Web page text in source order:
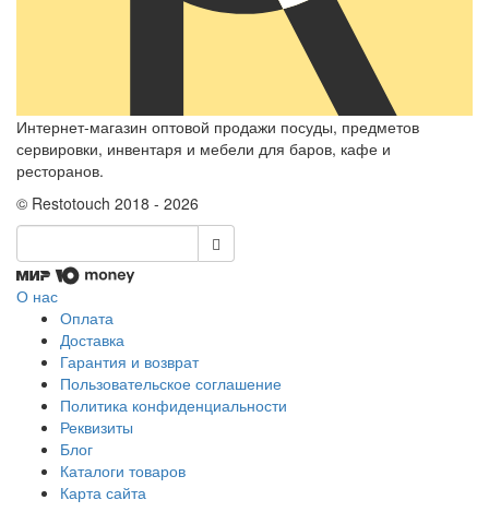
Интернет-магазин оптовой продажи посуды, предметов
сервировки, инвентаря и мебели для баров, кафе и
ресторанов.
© Restotouch 2018 - 2026
О нас
Оплата
Доставка
Гарантия и возврат
Пользовательское соглашение
Политика конфиденциальности
Реквизиты
Блог
Каталоги товаров
Карта сайта